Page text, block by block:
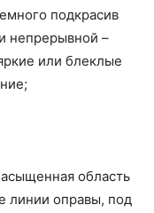
подкрасив
непрерывной –
или блеклые
область
линии оправы, под